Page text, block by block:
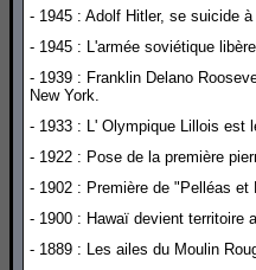
- 1945 : Adolf Hitler, se suicide
- 1945 : L'armée soviétique
- 1939 : Franklin Delano
New York.
- 1933 : L' Olympique Lillois est
- 1922 : Pose de la première
- 1902 : Première de "Pelléas et
- 1900 : Hawaï devient territoire
- 1889 : Les ailes du Moulin